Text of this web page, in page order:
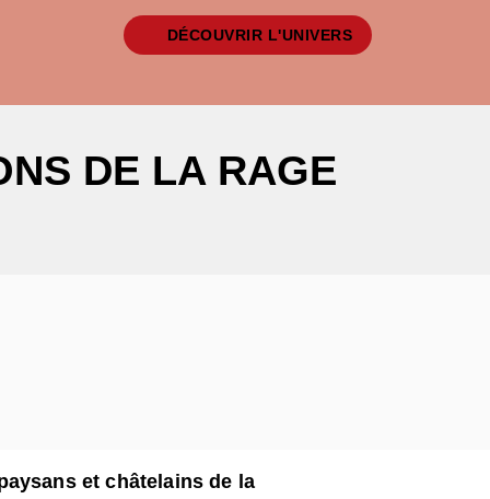
DÉCOUVRIR L'UNIVERS
DE LA RAGE
et châtelains de la